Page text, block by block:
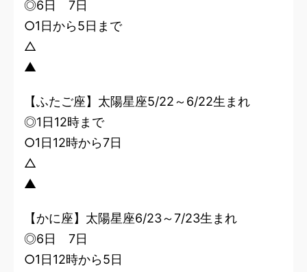
◎6日 7日
○1日から5日まで
△
▲
【ふたご座】太陽星座5/22～6/22生まれ
◎1日12時まで
○1日12時から7日
△
▲
【かに座】太陽星座6/23～7/23生まれ
◎6日 7日
○1日12時から5日